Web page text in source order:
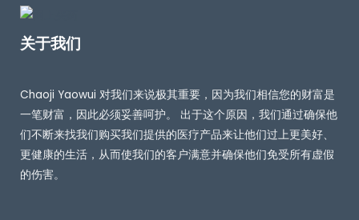
关于我们
Chaoji Yaowui 对我们来说极其重要，因为我们相信您的财富是
一笔财富，因此必须妥善呵护。 出于这个原因，我们通过确保他
们不断来找我们购买我们提供的医疗产品来让他们过上更美好、
更健康的生活，从而使我们的客户满意并确保他们免受所有虚假
的伤害。